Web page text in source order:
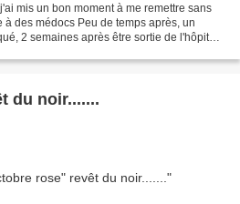
mis un bon moment à me remettre sans
des médocs Peu de temps après, un
2 semaines après être sortie de l'hôpital,
du noir.......